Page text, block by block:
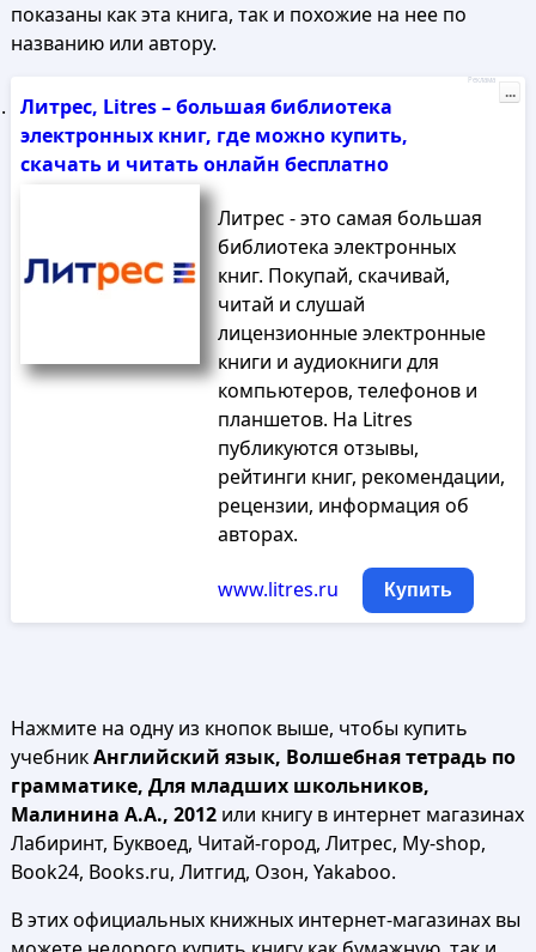
показаны как эта книга, так и похожие на нее по
названию или автору.
Литрес, Litres – большая библиотека
электронных книг, где можно купить,
скачать и читать онлайн бесплатно
Литрес - это самая большая
библиотека электронных
книг. Покупай, скачивай,
читай и слушай
лицензионные электронные
книги и аудиокниги для
компьютеров, телефонов и
планшетов. На Litres
публикуются отзывы,
рейтинги книг, рекомендации,
рецензии, информация об
авторах.
www.litres.ru Купить
Реклама
...
Нажмите на одну из кнопок выше, чтобы купить
учебникАнглийский язык, Волшебная тетрадь по
грамматике, Для младших школьников,
Малинина А.А., 2012или книгу в интернет магазинах
Лабиринт, Буквоед, Читай-город, Литрес, My-shop,
Book24, Books.ru, Литгид, Озон, Yakaboo.
В этих официальных книжных интернет-магазинах вы